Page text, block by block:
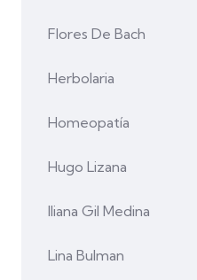
Flores De Bach
Herbolaria
Homeopatía
Hugo Lizana
Iliana Gil Medina
Lina Bulman